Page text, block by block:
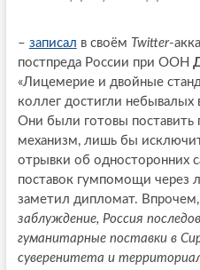
– записал в своём Twitter-
постпреда России при ООН
«Лицемерие и двойные
коллег достигли небывалых
Они были готовы поставить
механизм, лишь бы
отрывки об односторонних
поставок гумпомощи через
заметил дипломат. Впрочем,
заблуждение, Россия
гуманитарные поставки в
суверенитета и